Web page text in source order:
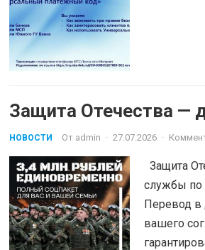
Защита Отечества —
НОВОСТИ От admin · 27.07.2026 ·
Защита
службы по
Перевод в
вашего